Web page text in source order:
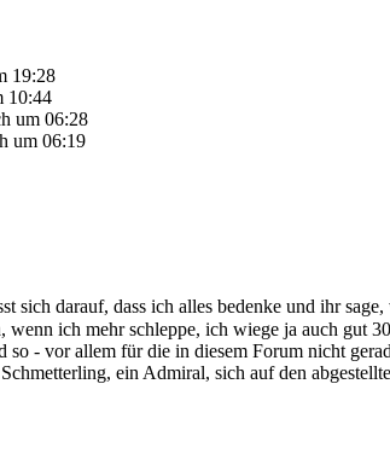
19:28
10:44
um 06:28
um 06:19
darauf, dass ich alles bedenke und ihr
ich mehr schleppe, ich wiege ja auch gut
- vor allem für die in diesem Forum nicht
ein Admiral, sich auf den